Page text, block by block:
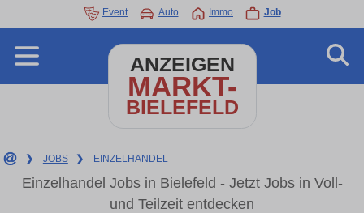
Event Auto Immo Job
ANZEIGEN
MARKT-
BIELEFELD
❯ JOBS ❯ EINZELHANDEL
Einzelhandel Jobs in Bielefeld - Jetzt Jobs in Voll-
und Teilzeit entdecken